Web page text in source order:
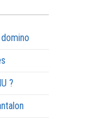
?